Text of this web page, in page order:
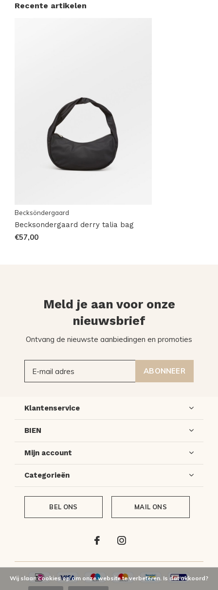
Recente artikelen
Becksöndergaard
Becksondergaard derry talia bag
€57,00
Meld je aan voor onze
nieuwsbrief
Ontvang de nieuwste aanbiedingen en promoties
ABONNEER
Klantenservice
BIEN
Mijn account
Categorieën
BEL ONS MAIL ONS
Wij slaan cookies op om onze website te verbeteren. Is dat akkoord?